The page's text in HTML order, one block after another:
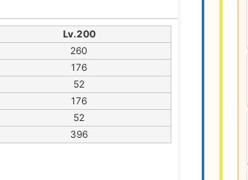
Lv.200
260
176
52
176
52
396